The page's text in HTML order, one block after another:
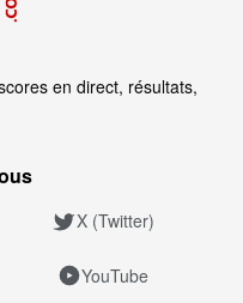
en direct, résultats,
X (Twitter)
YouTube